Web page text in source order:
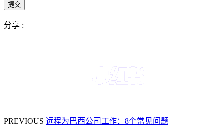
分享 :
PREVIOUS 远程为巴西公司工作：8个常见问题